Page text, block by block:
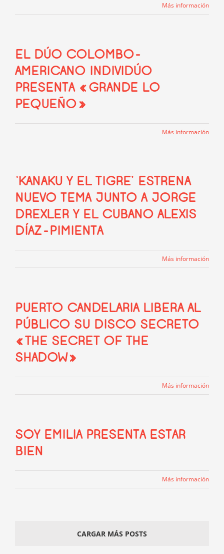
Más información
EL DÚO COLOMBO-
AMERICANO INDIVIDÚO
PRESENTA «GRANDE LO
PEQUEÑO»
Más información
‘KANAKU Y EL TIGRE’ ESTRENA
NUEVO TEMA JUNTO A JORGE
DREXLER Y EL CUBANO ALEXIS
DÍAZ-PIMIENTA
Más información
PUERTO CANDELARIA LIBERA AL
PÚBLICO SU DISCO SECRETO
«THE SECRET OF THE
SHADOW»
Más información
SOY EMILIA PRESENTA ESTAR
BIEN
Más información
CARGAR MÁS POSTS